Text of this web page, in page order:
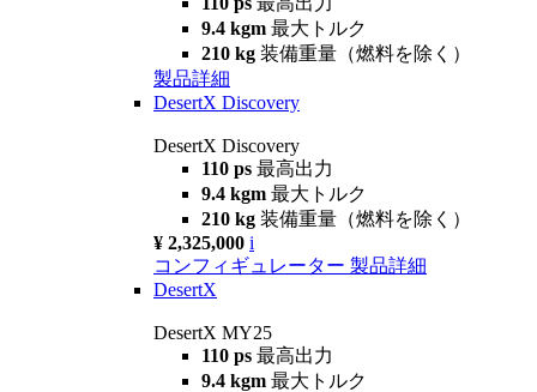
9.4 kgm 最大トルク
210 kg 装備重量（燃料を除く）
製品詳細
DesertX Discovery
DesertX Discovery
110 ps 最高出力
9.4 kgm 最大トルク
210 kg 装備重量（燃料を除く）
¥ 2,325,000 i
コンフィギュレーター 製品詳細
DesertX
DesertX MY25
110 ps 最高出力
9.4 kgm 最大トルク